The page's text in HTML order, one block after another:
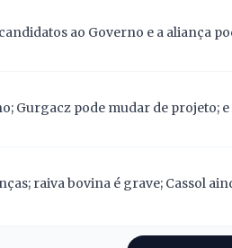
ao Governo e a aliança
Gurgacz pode mudar de projeto;
raiva bovina é grave; Cassol